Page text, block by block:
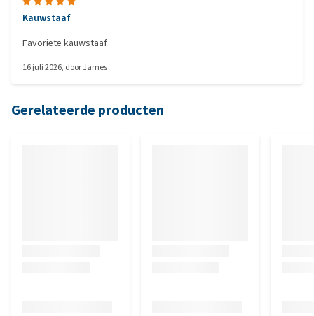
Kauwstaaf
Favoriete kauwstaaf
16 juli 2026, doorJames
Gerelateerde producten